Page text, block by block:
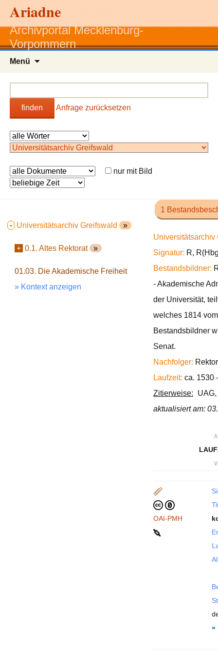
Ariadne
Archivportal Mecklenburg-
Vorpommern
Menü
finden Anfrage zurücksetzen
nur mit Bild
- Universitätsarchiv Greifswald »
+ 0.1. Altes Rektorat »
01.03. Die Akademische Freiheit
» Kontext anzeigen
1
Signatur: R,
Bestandsbildner:
- Akademische
der Universität,
welches 1814
Bestandsbildner
Senat.
Nachfolger:
Laufzeit: ca. 1530
Zitierweise:
aktualisiert am:
∧
∨
OAI-PMH
»